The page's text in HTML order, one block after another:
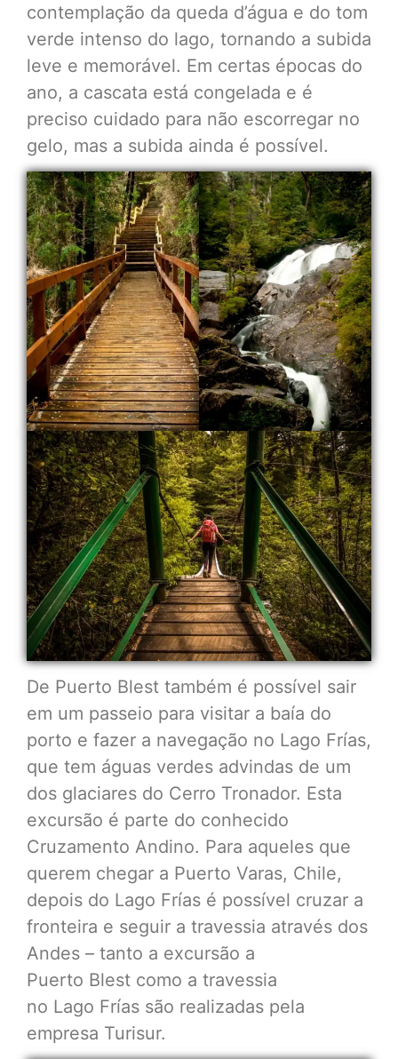
contemplação da queda d’água e do tom
verde intenso do lago, tornando a subida
leve e memorável. Em certas épocas do
ano, a cascata está congelada e é
preciso cuidado para não escorregar no
gelo, mas a subida ainda é possível.
De Puerto Blest também é possível sair
em um passeio para visitar a baía do
porto e fazer a navegação no Lago Frías,
que tem águas verdes advindas de um
dos glaciares do Cerro Tronador. Esta
excursão é parte do conhecido
Cruzamento Andino. Para aqueles que
querem chegar a Puerto Varas, Chile,
depois do Lago Frías é possível cruzar a
fronteira e seguir a travessia através dos
Andes – tanto a excursão a
Puerto Blest como a travessia
no Lago Frías são realizadas pela
empresa Turisur.